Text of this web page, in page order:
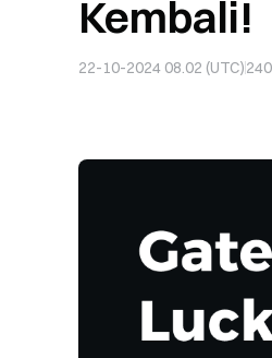
Kembali!
22-10-2024 08.02 (UTC)